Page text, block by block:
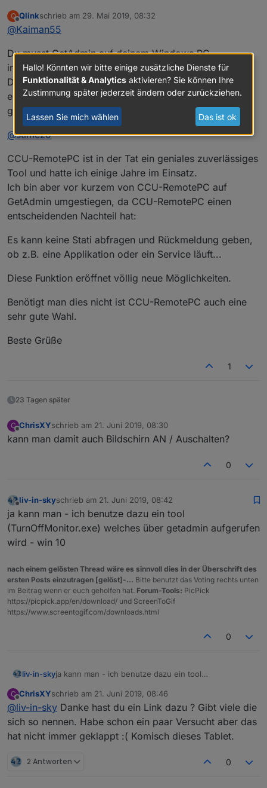
Q
Offline
Qlinkschrieb am 29. Mai 2019, 08:32
zuletzt editiert von
@Kaiman55
Du musst GetAdmin auf deinem Windows PC
installieren und entsprechend einrichten.
Dann passt du mein oben gepostetes Blocky
entsprechend an deinen Bewegungsmelder und deine
gewünschten Funktionen/Programme an und gut is
@stimezo
CCU-RemotePC ist in der Tat ein geniales zuverlässiges
Tool und hatte ich einige Jahre im Einsatz.
Ich bin aber vor kurzem von CCU-RemotePC auf
GetAdmin umgestiegen, da CCU-RemotePC einen
entscheidenden Nachteil hat:
Es kann keine Stati abfragen und Rückmeldung geben,
ob z.B. eine Applikation oder ein Service läuft...
Diese Funktion eröffnet völlig neue Möglichkeiten.
Benötigt man dies nicht ist CCU-RemotePC auch eine
sehr gute Wahl.
Beste Grüße
1
23 Tagen später
C
Offline
ChrisXYschrieb am 21. Juni 2019, 08:30
zuletzt editiert von
kann man damit auch Bildschirn AN / Auschalten?
0
Offline
liv-in-skyschrieb am 21. Juni 2019, 08:42
zuletzt editiert von
ja kann man - ich benutze dazu ein tool
(TurnOffMonitor.exe) welches über getadmin aufgerufen
wird - win 10
nach einem gelösten Thread wäre es sinnvoll dies in der Überschrift des
ersten Posts einzutragen [gelöst]-... Bitte benutzt das Voting rechts unten
im Beitrag wenn er euch geholfen hat. Forum-Tools: PicPick
https://picpick.app/en/download/ und ScreenToGif
https://www.screentogif.com/downloads.html
0
liv-in-skyja kann man - ich benutze dazu ein tool
aufgerufen wird - win 10
C
Offline
ChrisXYschrieb am 21. Juni 2019, 08:46
zuletzt editiert von
@liv-in-sky Danke hast du ein Link dazu ? Gibt viele die
sich so nennen. Habe schon ein paar Versucht aber das
hat nicht immer geklappt :( Komisch dieses Tablet.
2 Antworten 0
Hallo! Könnten wir bitte einige zusätzliche Dienste für
Funktionalität & Analytics aktivieren? Sie können Ihre
Zustimmung später jederzeit ändern oder zurückziehen.
Lassen Sie mich wählen Das ist ok